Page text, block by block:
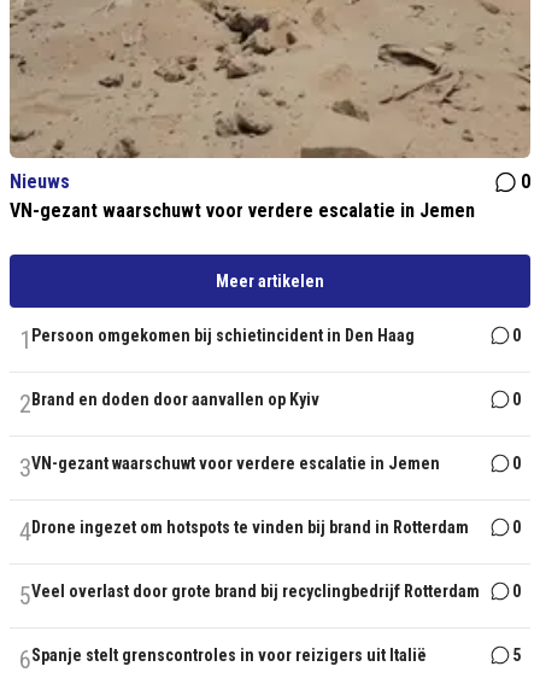
Nieuws
0
VN-gezant waarschuwt voor verdere escalatie in Jemen
Meer artikelen
1 Persoon omgekomen bij schietincident in Den Haag 0
2 Brand en doden door aanvallen op Kyiv 0
3VN-gezant waarschuwt voor verdere escalatie in Jemen 0
4Drone ingezet om hotspots te vinden bij brand in Rotterdam 0
5Veel overlast door grote brand bij recyclingbedrijf Rotterdam 0
6Spanje stelt grenscontroles in voor reizigers uit Italië 5